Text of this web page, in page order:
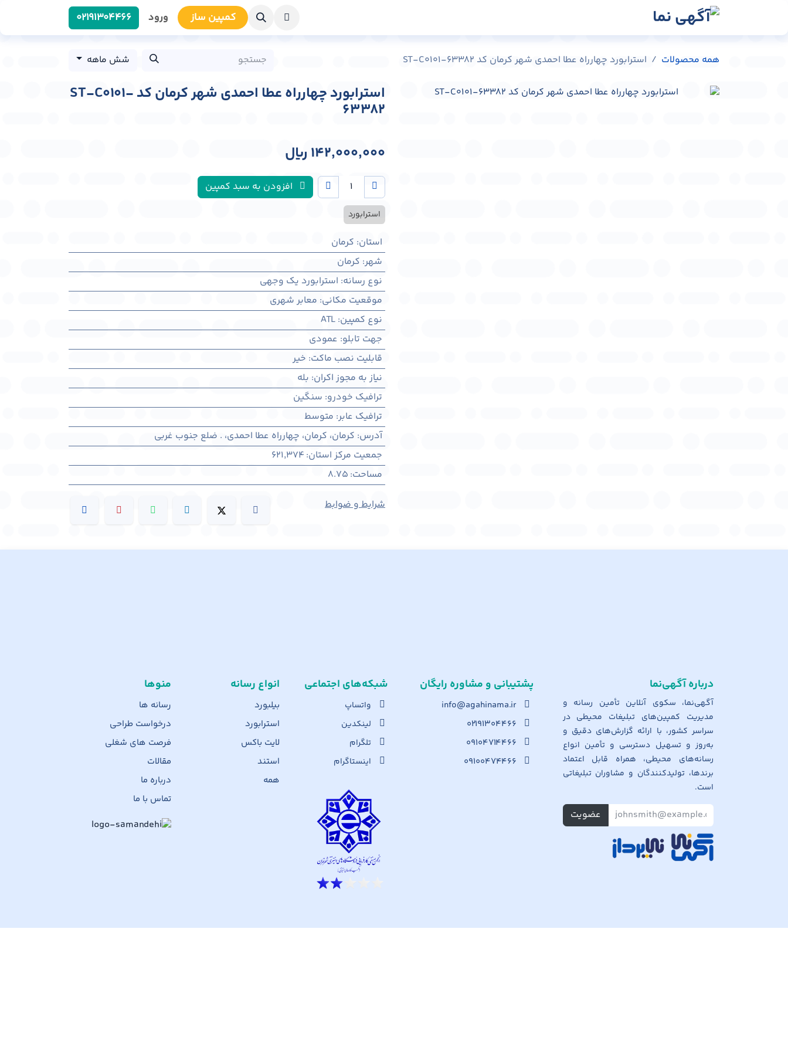
کمپین سا​​ز ورود 0219​1304466
همه محصولات استرابورد چهارراه عطا احمدی شهر کرمان کد ST-C0101-63382 شش ماهه
استرابورد چهارراه عطا احمدی شهر کرمان کد ST-C0101-
63382
142,000,000 ﷼
افزودن به سبد کمپین
استرابورد
استان: کرمان
شهر: كرمان
نوع رسانه: استرابورد یک وجهی
موقعیت مکانی: معابر شهری
نوع کمپین:
ATL
جهت تابلو: عمودی
قابلیت نصب ماکت: خیر
نیاز به مجوز اکران: بله
ترافیک خودرو: سنگین
ترافیک عابر: متوسط
آدرس: کرمان، كرمان، چهارراه عطا احمدی، . ضلع جنوب غربی
جمعیت مرکز استان:
621,374
مساحت:
8.75
شرایط و ضوابط
منوها
رسانه ها
درخواست طراحی
فرصت های شغلی
مقالات
درباره ما
تماس با ما
انواع رسانه
بیلبورد
استرابورد
لایت باکس
استند
همه
شبکه‌های اجت​ماعی
واتساپ
لینکدین
تلگرام
اینستاگرام
پشتیبانی و مشاوره رایگان
info@agahinama.ir
۰۲۱۹۱۳۰۴۴۶۶
۰۹۱۰۴۷۱۴۴۶۶
۰۹۱۰۰۴۷۴۴۶۶
درباره آگهی‌نما
آگهی‌نما، سکوی آنلاین تأمین رسانه و
مدیریت کمپین‌های تبلیغات محیطی در
سراسر کشور، با ارائه گزارش‌های دقیق و
به‌روز و تسهیل دسترسی و تأمین انواع
رسانه‌های محیطی، همراه قابل اعتماد
برندها، تولیدکنندگان و مشاوران تبلیغاتی
است.
عضویت